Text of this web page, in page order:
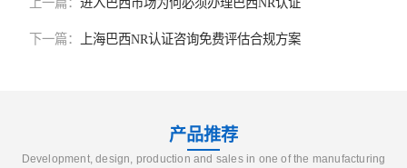
下一篇： 上海巴西NR认证咨询免费评估合规方案
产品推荐
Development, design, production and sales in one of the manufacturing